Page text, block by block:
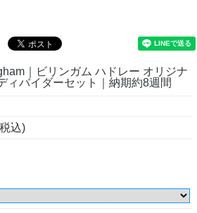
｜ビリンガム ハドレー オリジナ
ィバイダーセット｜納期約8週間
込)